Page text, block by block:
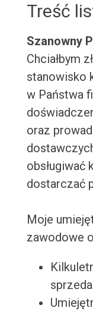
Treść
Szanowny
Chciałbym
stanowisko
w Państwa
oraz
dostarczać
Moje
zawodowe